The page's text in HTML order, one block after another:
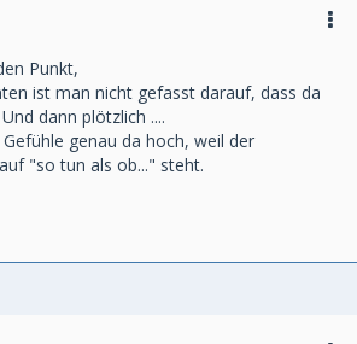
Punkt,
ist man nicht gefasst darauf, dass da
dann plötzlich ....
genau da hoch, weil der
"so tun als ob..." steht.